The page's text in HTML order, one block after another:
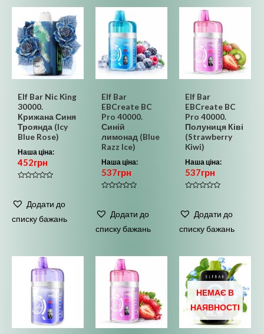
Elf Bar Nic King
30000.
Крижана Синя
Троянда (Icy
Blue Rose)
Наша ціна:
452грн
з
Додати до
списку бажань
Elf Bar
EBCreate BC
Pro 40000.
Синій
лимонад (Blue
Razz Ice)
Наша ціна:
537грн
з
Додати до
списку бажань
Elf Bar
EBCreate BC
Pro 40000.
Полуниця Ківі
(Strawberry
Kiwi)
Наша ціна:
537грн
з
Додати до
списку бажань
НЕМАЄ В
НАЯВНОСТІ